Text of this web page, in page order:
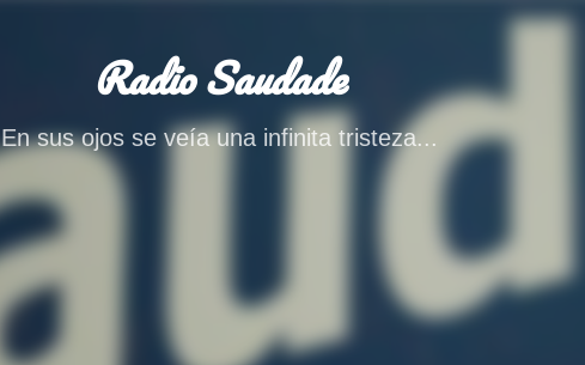
Ir al contenido principal
Radio Saudade
En sus ojos se veía una infinita tristeza...